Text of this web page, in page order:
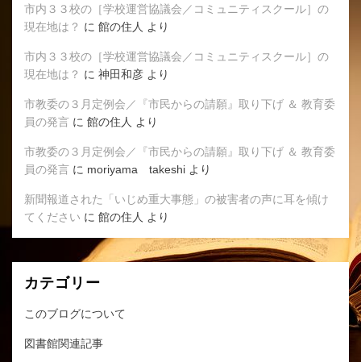
市内３３校の［学校運営協議会／コミュニティスクール］の
現在地は？ に 館の住人 より
市内３３校の［学校運営協議会／コミュニティスクール］の
現在地は？ に 神田和彦 より
市教委の３月定例会／『市民からの請願』取り下げ ＆ 教育委
員の発言 に 館の住人 より
市教委の３月定例会／『市民からの請願』取り下げ ＆ 教育委
員の発言 に moriyama takeshi より
新聞報道された「いじめ重大事態」の被害者の声に耳を傾け
てください に 館の住人 より
カテゴリー
このブログについて
図書館関連記事